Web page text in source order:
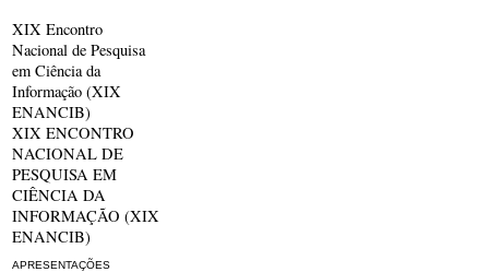
XIX Encontro
Nacional de Pesquisa
em Ciência da
Informação (XIX
ENANCIB)
XIX ENCONTRO
NACIONAL DE
PESQUISA EM
CIÊNCIA DA
INFORMAÇÃO (XIX
ENANCIB)
APRESENTAÇÕES